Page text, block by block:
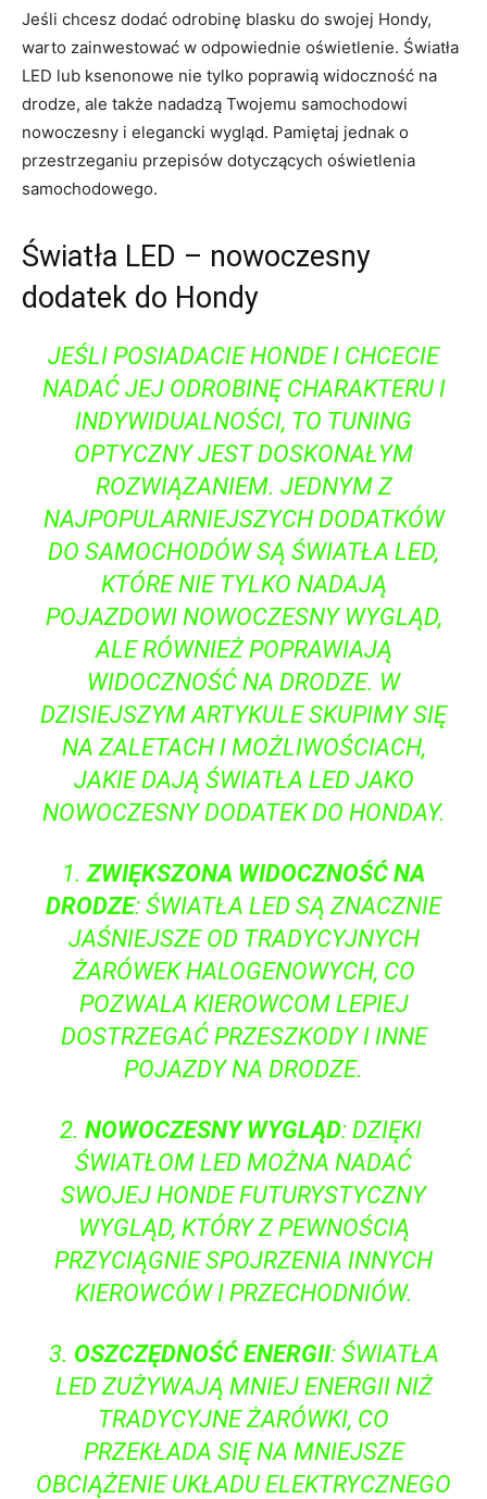
Jeśli chcesz​ dodać odrobinę blasku do ⁤swojej Hondy,
warto zainwestować ⁣w ‍odpowiednie oświetlenie.​ Światła
LED lub ksenonowe nie tylko​ poprawią⁣ widoczność na ​
drodze, ale także nadadzą Twojemu samochodowi
nowoczesny i elegancki wygląd. Pamiętaj jednak o
przestrzeganiu przepisów dotyczących oświetlenia⁤
samochodowego.
Światła LED – nowoczesny‍
dodatek do Hondy
JEŚLI POSIADACIE ​HONDE I⁣ CHCECIE
NADAĆ⁤ JEJ ODROBINĘ CHARAKTERU I‍
INDYWIDUALNOŚCI, TO TUNING
OPTYCZNY JEST DOSKONAŁYM
ROZWIĄZANIEM. ​JEDNYM Z
‍NAJPOPULARNIEJSZYCH DODATKÓW
DO SAMOCHODÓW SĄ ŚWIATŁA‌ LED,
KTÓRE NIE TYLKO NADAJĄ
POJAZDOWI NOWOCZESNY WYGLĄD,
ALE RÓWNIEŻ POPRAWIAJĄ
⁣WIDOCZNOŚĆ NA ​DRODZE. W⁤
DZISIEJSZYM ARTYKULE SKUPIMY SIĘ
NA ZALETACH ‌I MOŻLIWOŚCIACH,
JAKIE DAJĄ ŚWIATŁA LED JAKO
NOWOCZESNY⁢ DODATEK DO HONDAY.
1.ZWIĘKSZONA WIDOCZNOŚĆ NA
DRODZE: ŚWIATŁA LED SĄ‍ ZNACZNIE
JAŚNIEJSZE ⁢OD TRADYCYJNYCH
ŻARÓWEK HALOGENOWYCH,⁣ CO
POZWALA KIEROWCOM LEPIEJ
DOSTRZEGAĆ PRZESZKODY I INNE
POJAZDY NA DRODZE.
2. NOWOCZESNY WYGLĄD: DZIĘKI ​
ŚWIATŁOM LED MOŻNA NADAĆ
SWOJEJ⁢ HONDE FUTURYSTYCZNY
WYGLĄD, KTÓRY Z‌ PEWNOŚCIĄ
PRZYCIĄGNIE ⁣SPOJRZENIA INNYCH
KIEROWCÓW I ⁣PRZECHODNIÓW.
3. OSZCZĘDNOŚĆ ENERGII: ŚWIATŁA
LED ZUŻYWAJĄ MNIEJ ENERGII⁤ NIŻ
TRADYCYJNE ŻARÓWKI, CO
‌PRZEKŁADA SIĘ NA MNIEJSZE
OBCIĄŻENIE UKŁADU ELEKTRYCZNEGO